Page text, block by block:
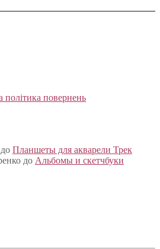
політика повернень
до Планшеты для акварели Трек
до Альбомы и скетчбуки